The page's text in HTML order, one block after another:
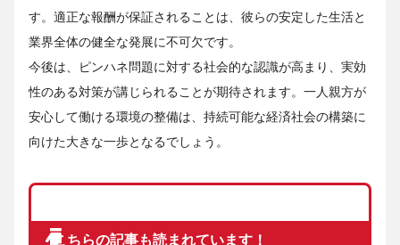
す。適正な報酬が保証されることは、彼らの安定した生活と
業界全体の健全な発展に不可欠です。
今後は、ピンハネ問題に対する社会的な認識が高まり、実効
性のある対策が講じられることが期待されます。一人親方が
安心して働ける環境の整備は、持続可能な経済社会の構築に
向けた大きな一歩となるでしょう。
こちらの記事も読まれています！